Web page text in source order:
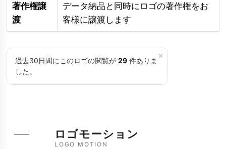
著作権譲
渡
データ納品と同時にロゴの著作権をお
客様に譲渡します
×
過去30日間にこのロゴの閲覧が 29 件ありま
した。
LOGO MOTION
ロゴモーション